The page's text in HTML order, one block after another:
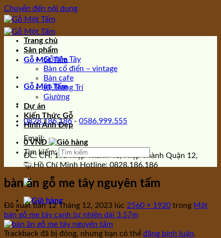
Chuyển đến nội dung
Gỗ Một Tấm
Gỗ Một Tấm
0828.186.186- 0586.999.555
Email:
ĐC: CH: 19a Hiệp Thành 43, Hiệp Thành Quận 12,
Tp.Hồ Chí Minh Hotline: 0828.186.186
Trang chủ
Sản phẩm
Gỗ Me Tây
Bàn cổ điển – vintage
Bàn cafe
Kệ Trang Trí
Giường
Dự án
Kiến Thức Gỗ
Hình Ảnh Đẹp
0VNĐ
Tìm kiếm:
bàn ăn gỗ me tây nguyên tấm
Đã xuất bản12 Tháng 12, 2023 lúc 2560 × 1920 trong Mặt
bàn gỗ me tây cạnh tự nhiên dài 3.57m
Trackback đã bị đóng, nhưng bạn có thể đăng bình luận.